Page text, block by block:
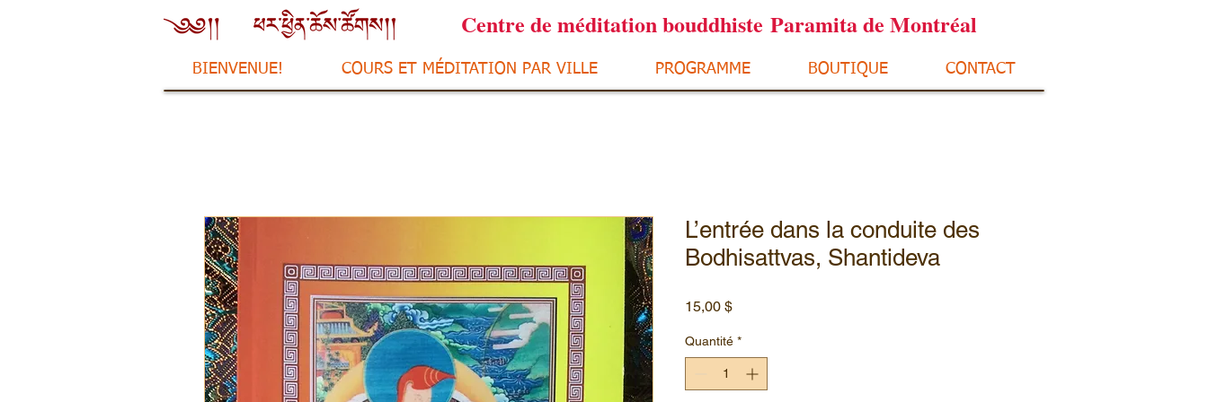
Centre de méditation bouddhiste Paramita de Montréal
BIENVENUE! COURS ET MÉDITATION PAR VILLE PROGRAMME BOUTIQUE CONTACT
L’entrée dans la conduite des
Bodhisattvas, Shantideva
15,00 $Prix
Quantité *